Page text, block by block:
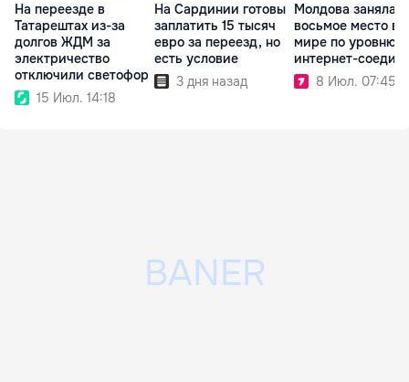
На переезде в
Татарештах из-за
долгов ЖДМ за
электричество
отключили светофор
15 Июл. 14:18
На Сардинии готовы
заплатить 15 тысяч
евро за переезд, но
есть условие
3 дня назад
Молдова заняла
восьмое место в
мире по уровню
интернет-
8 Июл. 07:45